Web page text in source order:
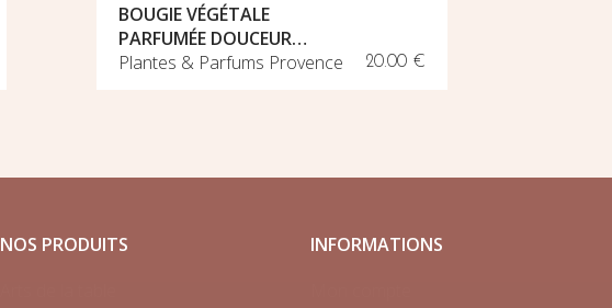
BOUGIE VÉGÉTALE
PARFUMÉE DOUCEUR…
Plantes & Parfums Provence
20.00 €
NOS PRODUITS
INFORMATIONS